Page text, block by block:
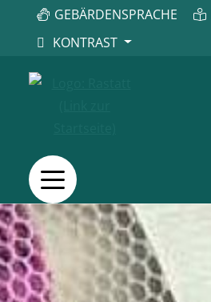
GEBÄRDENSPRACHE
KONTRAST